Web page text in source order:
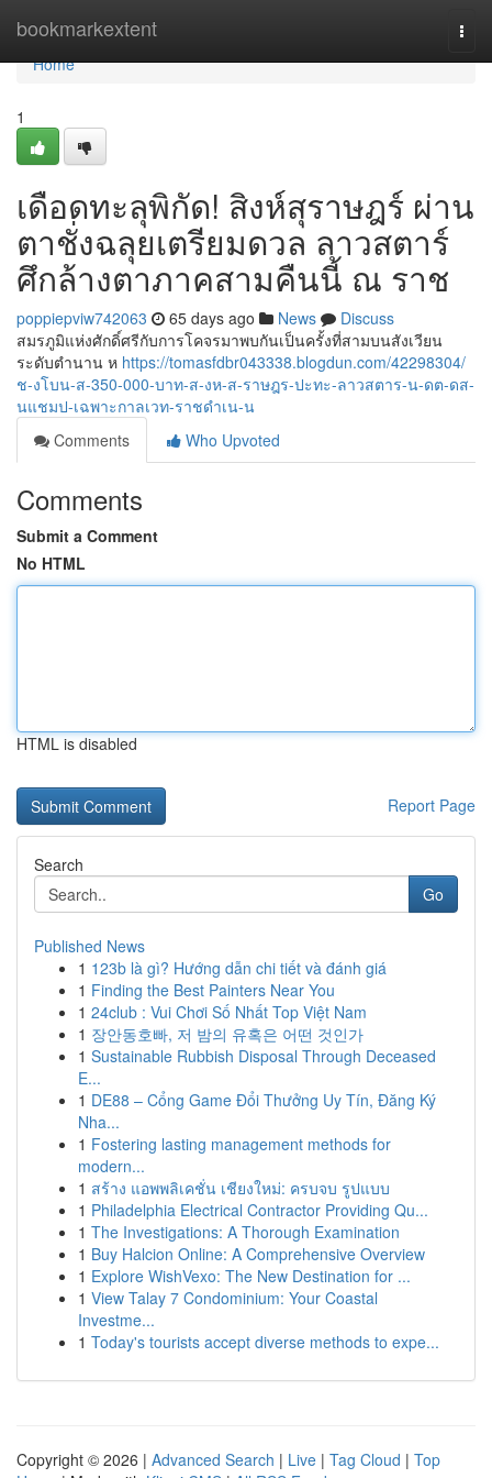
bookmarkextent
Home
Home
1
เดือดทะลุพิกัด! สิงห์สุราษฎร์ ผ่าน
ตาชั่งฉลุยเตรียมดวล ลาวสตาร์
ศึกล้างตาภาคสามคืนนี้ ณ ราช
poppiepviw742063 65 days ago News
Discuss
สมรภูมิแห่งศักดิ์ศรีกับการโคจรมาพบกันเป็นครั้งที่สามบนสังเวียน
ระดับตำนาน ห https://tomasfdbr043338.blogdun.com/42298304/
ช-งโบน-ส-350-000-บาท-ส-งห-ส-ราษฎร-ปะทะ-ลาวสตาร-น-ดต-ดส-
นแชมป-เฉพาะกาลเวท-ราชดำเน-น
Comments
Who Upvoted
Comments
Submit a Comment
No HTML
HTML is disabled
Report Page
Search
Go
Published News
1 123b là gì? Hướng dẫn chi tiết và đánh giá
1 Finding the Best Painters Near You
1 24club : Vui Chơi Số Nhất Top Việt Nam
1 장안동호빠, 저 밤의 유혹은 어떤 것인가
1 Sustainable Rubbish Disposal Through Deceased
E...
1 DE88 – Cổng Game Đổi Thưởng Uy Tín, Đăng Ký
Nha...
1 Fostering lasting management methods for
modern...
1 สร้าง แอพพลิเคชั่น เชียงใหม่: ครบจบ รูปแบบ
1 Philadelphia Electrical Contractor Providing Qu...
1 The Investigations: A Thorough Examination
1 Buy Halcion Online: A Comprehensive Overview
1 Explore WishVexo: The New Destination for ...
1 View Talay 7 Condominium: Your Coastal
Investme...
1 Today's tourists accept diverse methods to expe...
Copyright © 2026 | Advanced Search | Live | Tag Cloud | Top